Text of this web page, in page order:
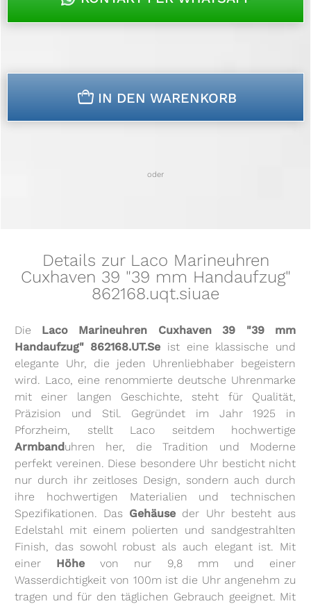
n IN DEN WARENKORB
oder
Details zur Laco Marineuhren
Cuxhaven 39 "39 mm Handaufzug"
862168.uqt.siuae
Die Laco Marineuhren Cuxhaven 39 "39 mm
Handaufzug" 862168.UT.Se ist eine klassische und
elegante Uhr, die jeden Uhrenliebhaber begeistern
wird. Laco, eine renommierte deutsche Uhrenmarke
mit einer langen Geschichte, steht für Qualität,
Präzision und Stil. Gegründet im Jahr 1925 in
Pforzheim, stellt Laco seitdem hochwertige
Armband uhren her, die Tradition und Moderne
perfekt vereinen. Diese besondere Uhr besticht nicht
nur durch ihr zeitloses Design, sondern auch durch
ihre hochwertigen Materialien und technischen
Spezifikationen. Das Gehäuse der Uhr besteht aus
Edelstahl mit einem polierten und sandgestrahlten
Finish, das sowohl robust als auch elegant ist. Mit
einer Höhe von nur 9,8 mm und einer
Wasserdichtigkeit von 100m ist die Uhr angenehm zu
tragen und für den täglichen Gebrauch geeignet. Mit